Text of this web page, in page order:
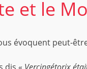
et le
évoquent peut-